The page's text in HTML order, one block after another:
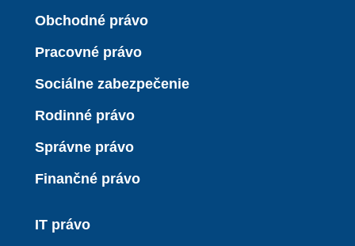
Obchodné právo
Pracovné právo
Sociálne zabezpečenie
Rodinné právo
Správne právo
Finančné právo
IT právo